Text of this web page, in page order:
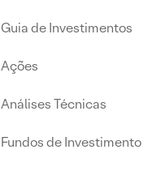
Guia de Investimentos
Ações
Análises Técnicas
Fundos de Investimento